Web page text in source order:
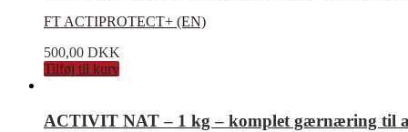
FT ACTIPROTECT+ (EN)
500,00 DKK
Tilføj til kurv
ACTIVIT NAT – 1 kg – komplet gærnæring til